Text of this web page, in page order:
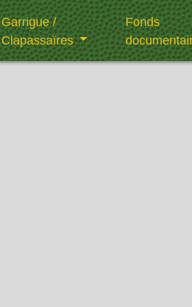
Garrigue /
Clapassaïres
Fonds